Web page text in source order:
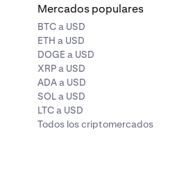
Mercados populares
BTC a USD
ETH a USD
DOGE a USD
XRP a USD
ADA a USD
SOL a USD
LTC a USD
Todos los criptomercados